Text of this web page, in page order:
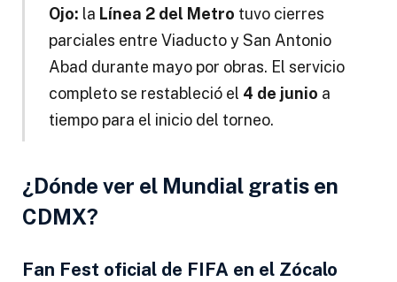
Ojo: la Línea 2 del Metro tuvo cierres
parciales entre Viaducto y San Antonio
Abad durante mayo por obras. El servicio
completo se restableció el 4 de junio a
tiempo para el inicio del torneo.
¿Dónde ver el Mundial gratis en
CDMX?
Fan Fest oficial de FIFA en el Zócalo